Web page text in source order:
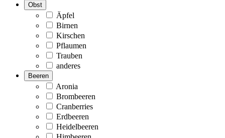
Obst
Äpfel
Birnen
Kirschen
Pflaumen
Trauben
anderes
Beeren
Aronia
Brombeeren
Cranberries
Erdbeeren
Heidelbeeren